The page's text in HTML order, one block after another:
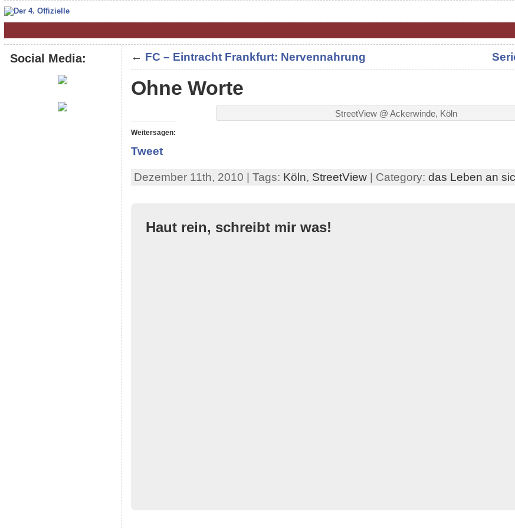
Social Media: ← FC – Eintracht Frankfurt: Nervennahrung
Ohne Worte
StreetView @ Ackerwinde, Köln
Weitersagen:
Tweet
Dezember 11th, 2010 | Tags: Köln, StreetView| Category: das Leben an
Haut rein, schreibt mir was!